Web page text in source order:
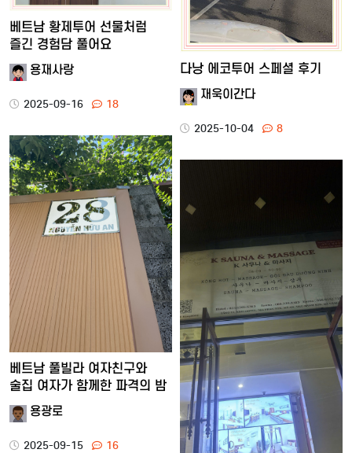
다낭 에코투어 스페셜 후기
재욱이간다
2025-10-04 8
베트남 황제투어 선물처럼
즐긴 경험담 풀어요
용재사랑
2025-09-16 18
베트남 풀빌라 여자친구와
술집 여자가 함께한 파격의 밤
용광로
2025-09-15 16